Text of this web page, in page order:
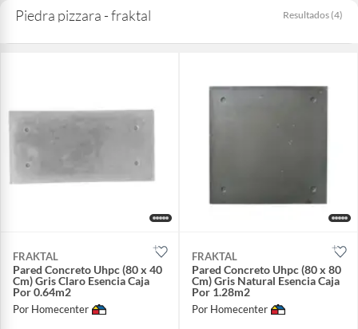
Piedra pizzara - fraktal Resultados (4)
FRAKTAL
Pared Concreto Uhpc (80 x 40
Cm) Gris Claro Esencia Caja
Por 0.64m2
Por Homecenter
FRAKTAL
Pared Concreto Uhpc (80 x 80
Cm) Gris Natural Esencia Caja
Por 1.28m2
Por Homecenter